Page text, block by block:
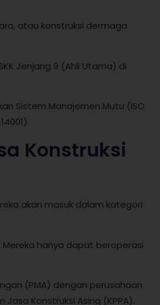
atau konstruksi dermaga
Jenjang 9 (Ahli Utama) di
Sistem Manajemen Mutu (ISO
Konstruksi
akan masuk dalam kategori
Mereka hanya dapat beroperasi
(PMA) dengan perusahaan
Konstruksi Asing (KPPA).